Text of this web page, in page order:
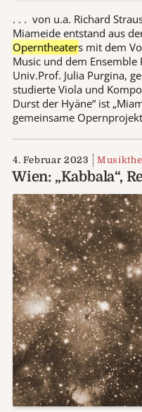
. . . von u.a. Richard
Miameide entstand aus
Operntheaters mit dem
Music und dem Ensemble
Univ.Prof. Julia Purgina,
studierte Viola und
Durst der Hyäne“ ist
gemeinsame
4. Februar 2023
Wien: „Kabbala“,